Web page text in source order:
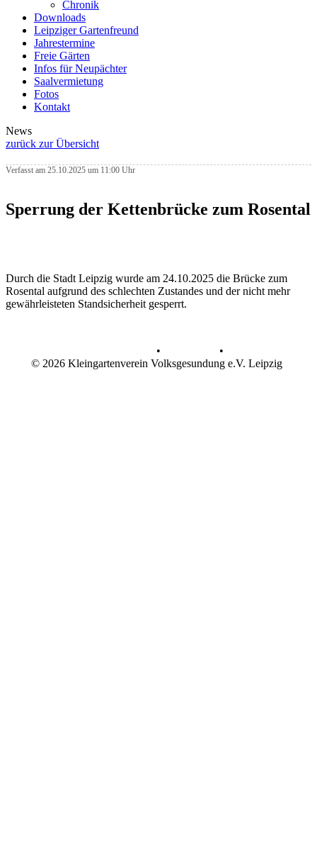
Chronik
Downloads
Leipziger Gartenfreund
Jahrestermine
Freie Gärten
Infos für Neupächter
Saalvermietung
Fotos
Kontakt
News
zurück zur Übersicht
Verfasst am 25.10.2025 um 11:00 Uhr
Sperrung der Kettenbrücke zum Rosental
Durch die Stadt Leipzig wurde am 24.10.2025 die Brücke zum
Rosental aufgrund des schlechten Zustandes und der nicht mehr
gewährleisteten Standsicherheit gesperrt.
•
•
© 2026 Kleingartenverein Volksgesundung e.V. Leipzig